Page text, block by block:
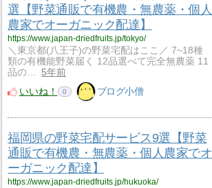
選【野菜通販で有機農・無農薬・個人
農家でオーガニック配達】
https://www.japan-driedfruits.jp/tokyo/
＼東京都(八王子)の野菜宅配はここ／ 7~18種
類の有機能野菜届く 12品選べて完全無農薬 11
品の…
5年前
いいね！
0 ブログ小僧
福岡県の野菜宅配サービス9選【野菜
通販で有機農・無農薬・個人農家でオ
ーガニック配達】
https://www.japan-driedfruits.jp/hukuoka/